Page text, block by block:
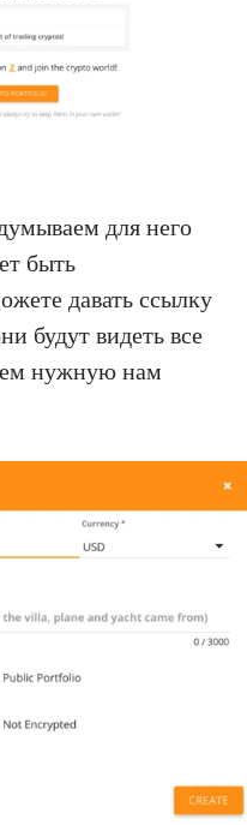
для него
быть
давать ссылку
будут видеть все
нужную нам